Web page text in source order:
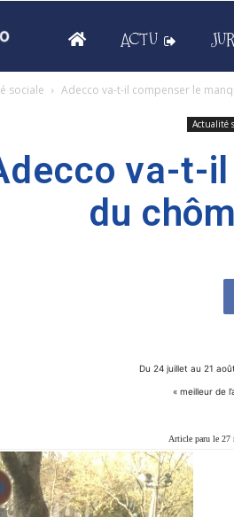
ACTU
sociale Adecco va-t-il compenser le
Actualité
va-t-
du
Du 24 juillet au 21
« meilleur de
Article paru le 27